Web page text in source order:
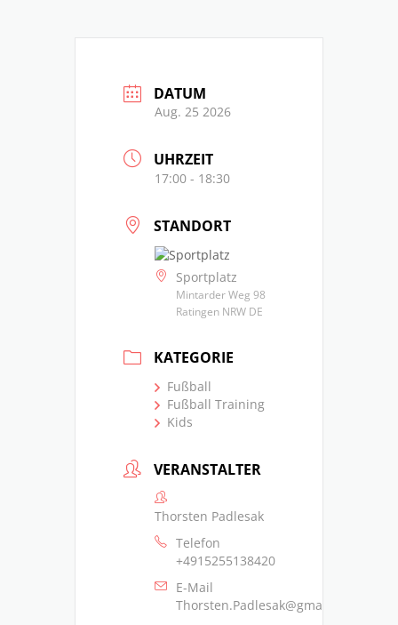
DATUM
Aug. 25 2026
UHRZEIT
17:00 - 18:30
STANDORT
Sportplatz
Mintarder Weg 98
Ratingen NRW DE
KATEGORIE
Fußball
Fußball Training
Kids
VERANSTALTER
Thorsten Padlesak
Telefon
+4915255138420
E-Mail
Thorsten.Padlesak@gmail.com